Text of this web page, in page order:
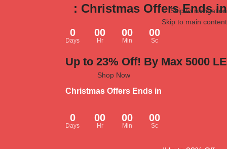
Skip to navigation
Skip to main content
Christmas Offers Ends in :
0
Days
00
Hr
00
Min
00
Sc
Up to 23% Off! By Max 5000 LE
Shop Now
Christmas Offers Ends in
0
Days
00
Hr
00
Min
00
Sc